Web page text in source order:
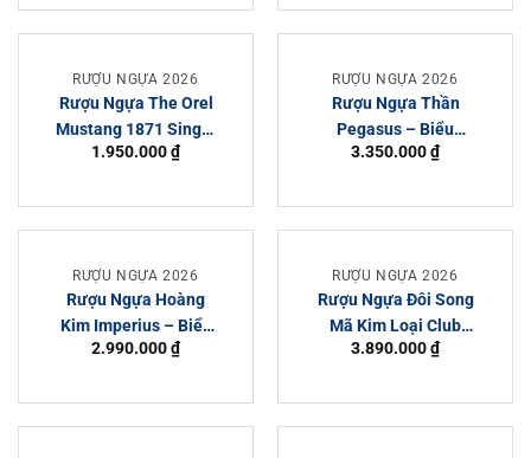
RƯỢU NGỰA 2026
Rượu Ngựa The Orel
Mustang 1871 Single
Barrel Whisky – Biểu
Và Đẳng Cấp Tết
2026
1.950.000₫
RƯỢU NGỰA 2026
Rượu Ngựa Thần
Pegasus – Biểu
Tượng Sức Mạnh Và
3.350.000₫
RƯỢU NGỰA 2026
Rượu Ngựa Hoàng
Kim Imperius – Biểu
Tượng Vương Quyền
2.990.000₫
RƯỢU NGỰA 2026
Rượu Ngựa Đôi Song
Mã Kim Loại Club
House XXII: Siêu
Nghệ Thuật Độc Đáo
3.890.000₫